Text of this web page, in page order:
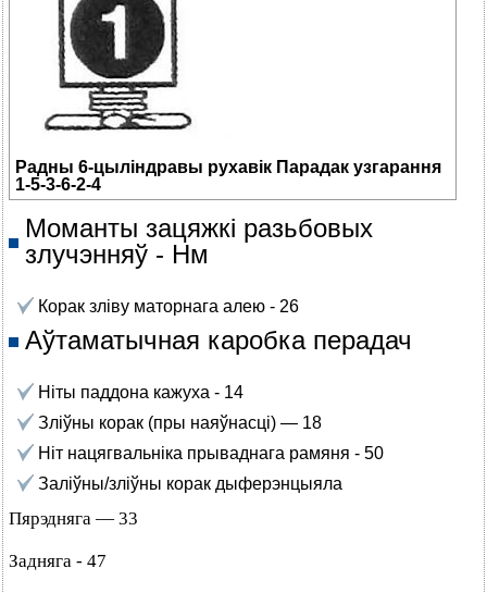
Радны 6-цыліндравы рухавік Парадак узгарання
1-5-3-6-2-4
Моманты зацяжкі разьбовых
злучэнняў - Нм
Корак зліву маторнага алею - 26
Аўтаматычная каробка перадач
Ніты паддона кажуха - 14
Зліўны корак (пры наяўнасці) — 18
Ніт нацягвальніка прываднага рамяня - 50
Заліўны/зліўны корак дыферэнцыяла
Пярэдняга — 33
Задняга - 47